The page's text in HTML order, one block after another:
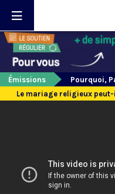
Émissions
Pourquoi,
Le mariage religieux